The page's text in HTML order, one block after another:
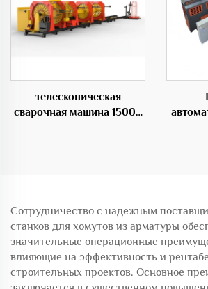
телескопическая
сварочная машина 1500S
Сотрудничество с надежным
станков для хомутов из арматуры
значительные операционные
влияющие на эффективность и
строительных проектов. Основное